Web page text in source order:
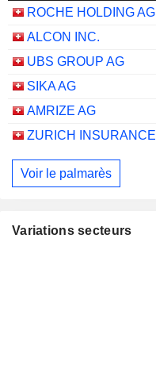
ROCHE HOLDING AG
ALCON INC.
UBS GROUP AG
SIKA AG
AMRIZE AG
Voir le palmarès
Variations secteurs